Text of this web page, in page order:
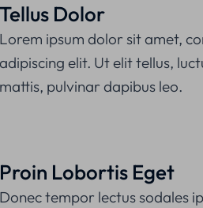
Tellus Dolor
Lorem ipsum dolor sit amet,
adipiscing elit. Ut elit tellus,
mattis, pulvinar dapibus leo.
Proin Lobortis Eget
Donec tempor lectus sodales